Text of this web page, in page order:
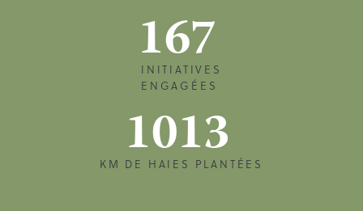
167
INITIATIVES
ENGAGÉES
1013
KM DE HAIES PLANTÉES